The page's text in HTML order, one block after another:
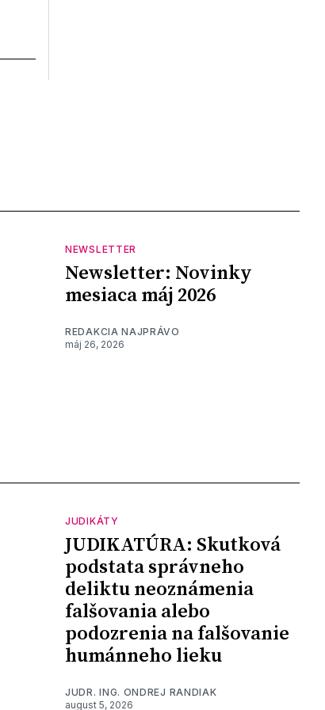
NEWSLETTER
Newsletter: Novinky
mesiaca máj 2026
REDAKCIA NAJPRÁVO
máj 26, 2026
JUDIKÁTY
JUDIKATÚRA: Skutková
podstata správneho
deliktu neoznámenia
falšovania alebo
podozrenia na falšovanie
humánneho lieku
JUDR. ING. ONDREJ RANDIAK
august 5, 2026